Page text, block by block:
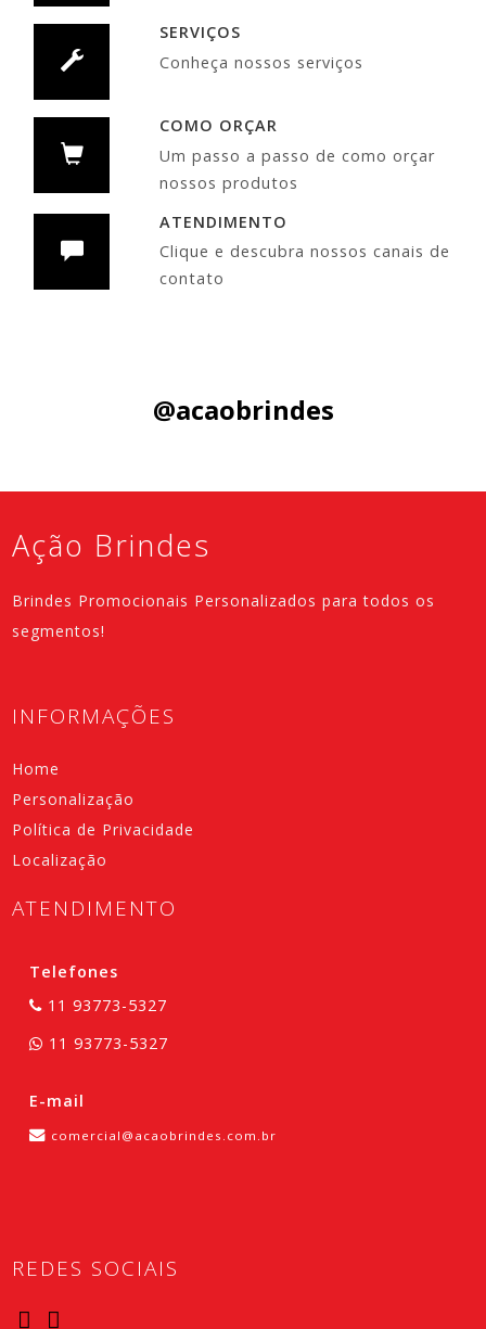
SERVIÇOS
Conheça nossos serviços
COMO ORÇAR
Um passo a passo de como orçar
nossos produtos
ATENDIMENTO
Clique e descubra nossos canais de
contato
@acaobrindes
Ação Brindes
Brindes Promocionais Personalizados para todos os
segmentos!
INFORMAÇÕES
Home
Personalização
Política de Privacidade
Localização
ATENDIMENTO
Telefones
11 93773-5327
11 93773-5327
E-mail
comercial@acaobrindes.com.br
REDES SOCIAIS